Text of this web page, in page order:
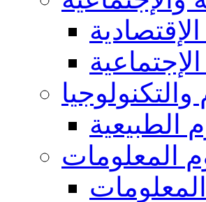
الإقتصادية
الإجتماعية
والتكنولوجيا
الطبيعية
المعلومات